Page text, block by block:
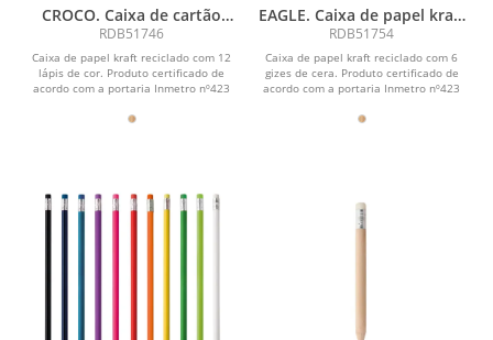
CROCO. Caixa de cartão
com 12 lápis de cor
RDB51746
Caixa de papel kraft reciclado com 12
lápis de cor. Produto certificado de
acordo com a portaria Inmetro nº423
EAGLE. Caixa de papel kraft
reciclado com 6 gizes de
cera
RDB51754
Caixa de papel kraft reciclado com 6
gizes de cera. Produto certificado de
acordo com a portaria Inmetro nº423